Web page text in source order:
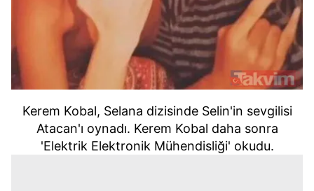
Kerem Kobal, Selana dizisinde Selin'in sevgilisi
Atacan'ı oynadı. Kerem Kobal daha sonra
'Elektrik Elektronik Mühendisliği' okudu.